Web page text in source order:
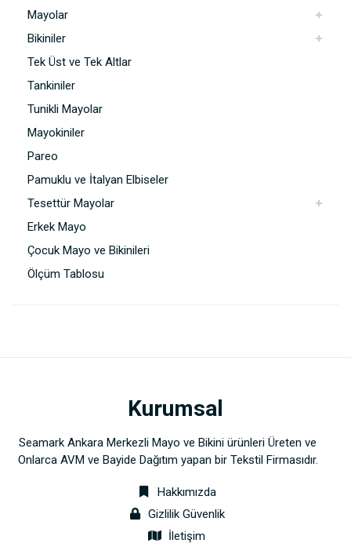
Mayolar
Bikiniler
Tek Üst ve Tek Altlar
Tankiniler
Tunikli Mayolar
Mayokiniler
Pareo
Pamuklu ve İtalyan Elbiseler
Tesettür Mayolar
Erkek Mayo
Çocuk Mayo ve Bikinileri
Ölçüm Tablosu
Kurumsal
Seamark Ankara Merkezli Mayo ve Bikini ürünleri Üreten ve
Onlarca AVM ve Bayide Dağıtım yapan bir Tekstil Firmasıdır.
Hakkımızda
Gizlilik Güvenlik
İletişim